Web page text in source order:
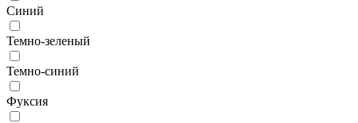
Синий
Темно-зеленый
Темно-синий
Фуксия